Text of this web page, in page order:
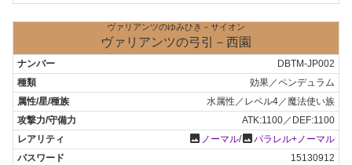
ヴァリアンツのゆみひき－サイオン
ヴァリアンツの弓引－西園
DBTM-JP002
効果／ペンデュラム
水属性／レベル4／魔法使い族
ATK:1100／DEF:1100
photo ノーマル/photoパラレル+ノーマル
15130912